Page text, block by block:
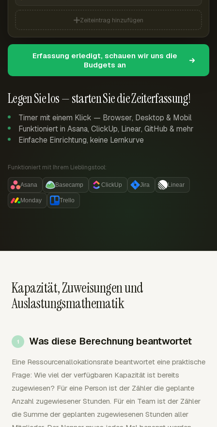
Legen Sie los — starten Sie die Zeiterfassung!
Timer mit einem Klick — Browser, Desktop & Mobil
Funktioniert in Asana, ClickUp, Linear, GitHub & mehr
Einfache Einrichtung, keine Lernkurve
Funktioniert mit Ihrem Lieblingstool:
Asana Basecamp ClickUp Jira Linear
Monday Trello
Zeiteintrag hinzufügen
Erfassung erledigt, schauen wir uns die
Budgets an
Kapazität, Zuweisungen und
Auslastungsmathematik
Was diese Berechnung beantwortet
Eine Ressourcenallokationsrate beantwortet eine praktische
Frage: Wie viel der verfügbaren Kapazität ist bereits
zugewiesen? Für eine Person ist der Zähler die geplante
Anzahl zugewiesener Stunden. Für ein Team ist der Zähler
die Summe der geplanten zugewiesenen Stunden aller